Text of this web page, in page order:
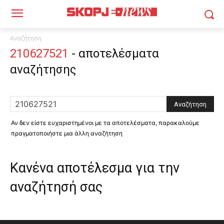
Αναζήτηση
210627521 - αποτελέσματα
αναζήτησης
Αν δεν είστε ευχαριστημένοι με τα αποτελέσματα, παρακαλούμε
πραγματοποιήστε μια άλλη αναζήτηση
Κανένα αποτέλεσμα για την
αναζήτησή σας